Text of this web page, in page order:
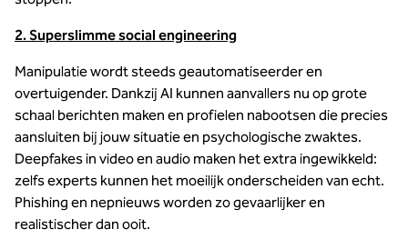
2. Superslimme social engineering
Manipulatie wordt steeds geautomatiseerder en
overtuigender. Dankzij AI kunnen aanvallers nu op grote
schaal berichten maken en profielen nabootsen die precies
aansluiten bij jouw situatie en psychologische zwaktes.
Deepfakes in video en audio maken het extra ingewikkeld:
zelfs experts kunnen het moeilijk onderscheiden van echt.
Phishing en nepnieuws worden zo gevaarlijker en
realistischer dan ooit.